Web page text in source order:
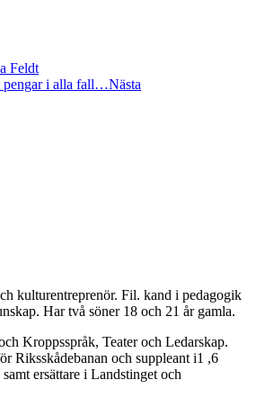
Feldt
pengar i alla fall…Nästa
kulturentreprenör. Fil. kand i pedagogik
Har två söner 18 och 21 år gamla.
Kroppsspråk, Teater och Ledarskap.
Riksskådebanan och suppleant i1 ,6
ersättare i Landstinget och